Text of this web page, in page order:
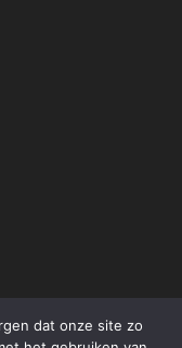
dat onze site zo